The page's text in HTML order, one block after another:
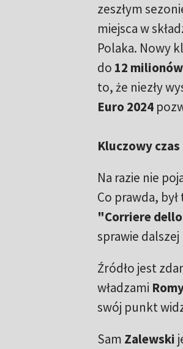
zeszłym
miejsca w
Polaka. Nowy
do 12
to, że niezły
Euro 2024
Kluczowy
Na razie nie
Co prawda,
"Corriere
sprawie
Źródło jest
władzami
swój punkt
Sam Zalewski